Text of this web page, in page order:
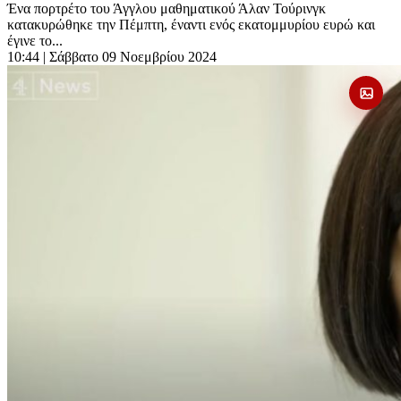
Ένα πορτρέτο του Άγγλου μαθηματικού Άλαν Τούρινγκ
κατακυρώθηκε την Πέμπτη, έναντι ενός εκατομμυρίου ευρώ και
έγινε το...
10:44 | Σάββατο 09 Νοεμβρίου 2024